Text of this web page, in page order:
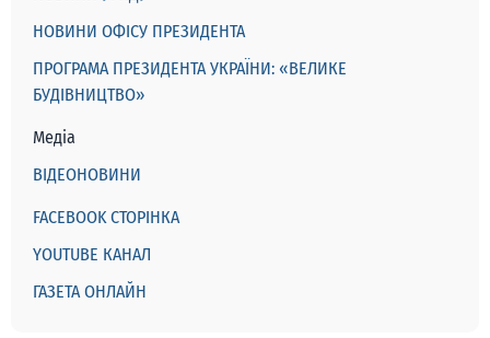
НОВИНИ ОФІСУ ПРЕЗИДЕНТА
ПРОГРАМА ПРЕЗИДЕНТА УКРАЇНИ: «ВЕЛИКЕ
БУДІВНИЦТВО»
Медіа
ВІДЕОНОВИНИ
FACEBOOK СТОРІНКА
YOUTUBE КАНАЛ
ГАЗЕТА ОНЛАЙН